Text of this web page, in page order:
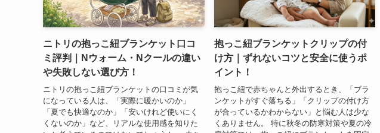
ニトリの抱っこ紐ブランケット口コ
ミ評判｜Nウォーム・Nクールの違い
や失敗しない選び方！
ニトリの抱っこ紐ブランケットの口コミが気
になっている人は、「実際に暖かいのか」
「夏でも快適なのか」「安いけれど使いにく
くないのか」など、リアルな使用感を知りた
抱っこ紐ブランケットクリップの付
け方｜ずれないコツと安全に使うポ
イント！
抱っこ紐で赤ちゃんと外出するとき、「ブラ
ンケットがすぐ落ちる」「クリップの付け方
が合っているかわからない」と悩む人は少な
くありません。 特に秋冬の防寒対策や夏の冷